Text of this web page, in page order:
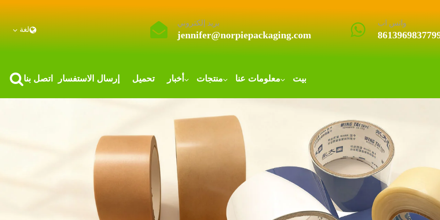
واتس اب بريد إلكتروني
jennifer@norpiepackaging.com
لغة
بيت معلومات عنا منتجات أخبار تحميل إرسال الاستفسار اتصل بنا